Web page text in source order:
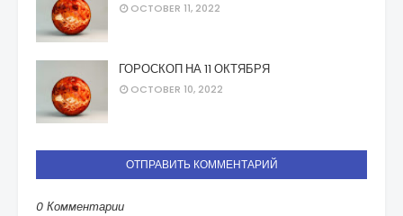
OCTOBER 11, 2022
ГОРОСКОП НА 11 ОКТЯБРЯ
OCTOBER 10, 2022
ОТПРАВИТЬ КОММЕНТАРИЙ
0 Комментарии